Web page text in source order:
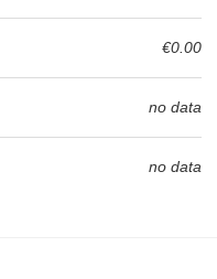
€0.00
no data
no data